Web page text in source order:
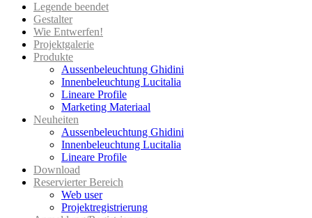
Legende beendet
Gestalter
Wie Entwerfen!
Projektgalerie
Produkte
Aussenbeleuchtung Ghidini
Innenbeleuchtung Lucitalia
Lineare Profile
Marketing Materiaal
Neuheiten
Aussenbeleuchtung Ghidini
Innenbeleuchtung Lucitalia
Lineare Profile
Download
Reservierter Bereich
Web user
Projektregistrierung